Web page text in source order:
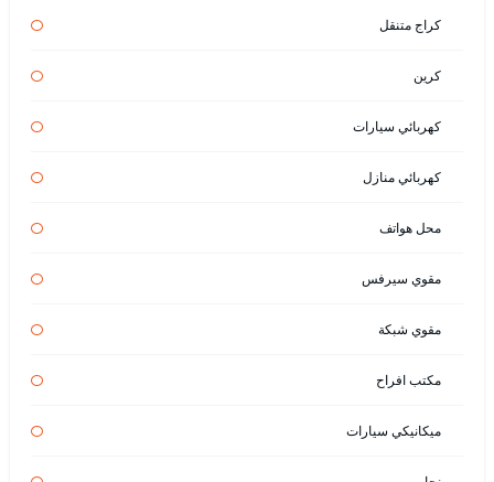
كراج متنقل
كرين
كهربائي سيارات
كهربائي منازل
محل هواتف
مقوي سيرفس
مقوي شبكة
مكتب افراح
ميكانيكي سيارات